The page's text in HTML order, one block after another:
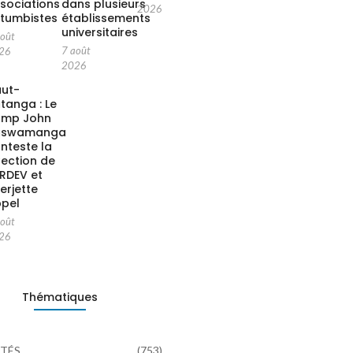
dans plusieurs
établissements
universitaires
7 août
2026
2026
: Le
John
la
de
et
Thématiques
(753)